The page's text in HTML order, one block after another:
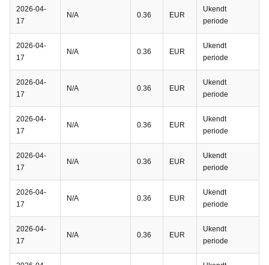
2026-04-
17
N/A 0.36 EUR
Ukendt
periode
2026-04-
17
N/A 0.36 EUR
Ukendt
periode
2026-04-
17
N/A 0.36 EUR
Ukendt
periode
2026-04-
17
N/A 0.36 EUR
Ukendt
periode
2026-04-
17
N/A 0.36 EUR
Ukendt
periode
2026-04-
17
N/A 0.36 EUR
Ukendt
periode
2026-04-
17
N/A 0.36 EUR
Ukendt
periode